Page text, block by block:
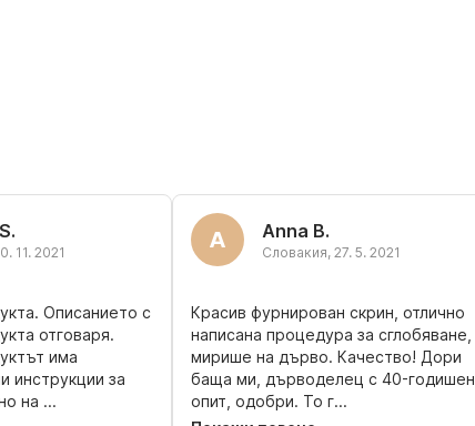
11. 2021
Описанието с
отговаря.
има
инструкции за
на ...
A Anna B.
Словакия, 27. 5. 2021
Красив фурнирован скрин, отлично
написана процедура за сглобяване,
мирише на дърво. Качество! Дори
баща ми, дърводелец с 40-годишен
опит, одобри. То г...